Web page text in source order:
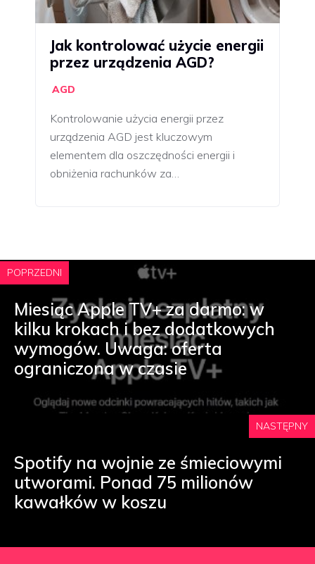
Jak kontrolować użycie energii
przez urządzenia AGD?
AGD
Kontrolowanie użycia energii przez
urządzenia AGD jest kluczowym
elementem dla oszczędności energii i
obniżenia rachunków za…
POPRZEDNI
Miesiąc Apple TV+ za darmo: w
kilku krokach i bez dodatkowych
wymogów. Uwaga: oferta
ograniczona w czasie
NASTĘPNY
Spotify na wojnie ze śmieciowymi
utworami. Ponad 75 milionów
kawałków w koszu